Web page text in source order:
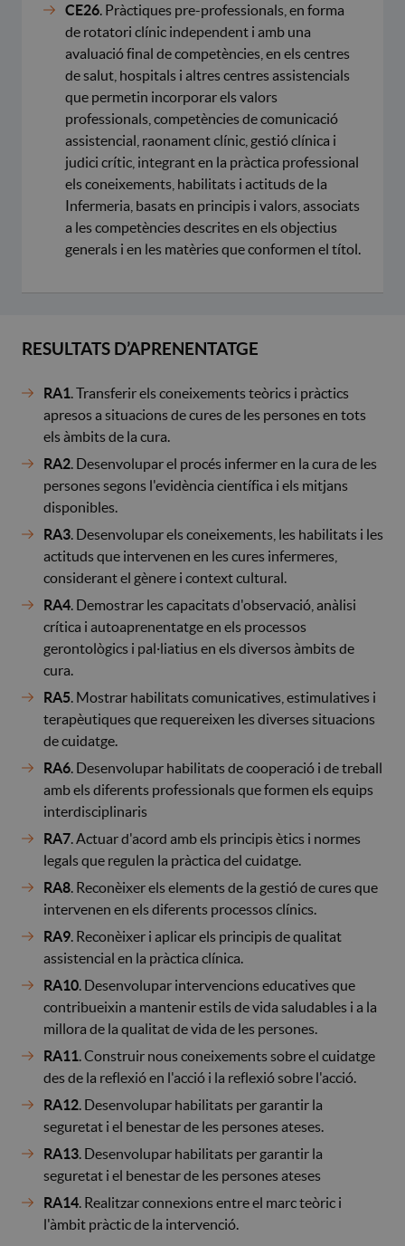
CE26 . Pràctiques pre-professionals, en forma
de rotatori clínic independent i amb una
avaluació final de competències, en els centres
de salut, hospitals i altres centres assistencials
que permetin incorporar els valors
professionals, competències de comunicació
assistencial, raonament clínic, gestió clínica i
judici crític, integrant en la pràctica professional
els coneixements, habilitats i actituds de la
Infermeria, basats en principis i valors, associats
a les competències descrites en els objectius
generals i en les matèries que conformen el títol.
RESULTATS D’APRENENTATGE
RA1 . Transferir els coneixements teòrics i pràctics
apresos a situacions de cures de les persones en tots
els àmbits de la cura.
RA2 . Desenvolupar el procés infermer en la cura de les
persones segons l'evidència científica i els mitjans
disponibles.
RA3 . Desenvolupar els coneixements, les habilitats i les
actituds que intervenen en les cures infermeres,
considerant el gènere i context cultural.
RA4 . Demostrar les capacitats d'observació, anàlisi
crítica i autoaprenentatge en els processos
gerontològics i pal·liatius en els diversos àmbits de
cura.
RA5 . Mostrar habilitats comunicatives, estimulatives i
terapèutiques que requereixen les diverses situacions
de cuidatge.
RA6 . Desenvolupar habilitats de cooperació i de treball
amb els diferents professionals que formen els equips
interdisciplinaris
RA7 . Actuar d'acord amb els principis ètics i normes
legals que regulen la pràctica del cuidatge.
RA8 . Reconèixer els elements de la gestió de cures que
intervenen en els diferents processos clínics.
RA9 . Reconèixer i aplicar els principis de qualitat
assistencial en la pràctica clínica.
RA10 . Desenvolupar intervencions educatives que
contribueixin a mantenir estils de vida saludables i a la
millora de la qualitat de vida de les persones.
RA11 . Construir nous coneixements sobre el cuidatge
des de la reflexió en l'acció i la reflexió sobre l'acció.
RA12 . Desenvolupar habilitats per garantir la
seguretat i el benestar de les persones ateses.
RA13 . Desenvolupar habilitats per garantir la
seguretat i el benestar de les persones ateses
RA14 . Realitzar connexions entre el marc teòric i
l'àmbit pràctic de la intervenció.